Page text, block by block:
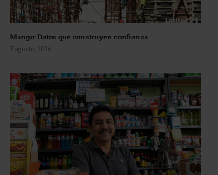
Mango: Datos que construyen confianza
3 agosto, 2026